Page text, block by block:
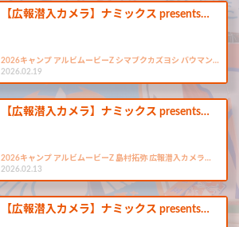
【広報潜入カメラ】ナミックス presents…
2026キャンプ アルビムービーZ シマブクカズヨシ バウマン…
2026.02.19
【広報潜入カメラ】ナミックス presents…
2026キャンプ アルビムービーZ 島村拓弥 広報潜入カメラ…
2026.02.13
【広報潜入カメラ】ナミックス presents…